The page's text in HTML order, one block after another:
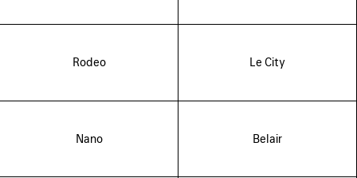
Rodeo Le City
Nano Belair